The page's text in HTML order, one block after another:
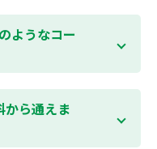
を受付しておりま
みの講習では「4日
けていただくことが
料体験については
ようなコー
中学生・高校生のコー
の点数アップを目的
。その他、小学生用の
けるDOJOなど、オプ
から通えま